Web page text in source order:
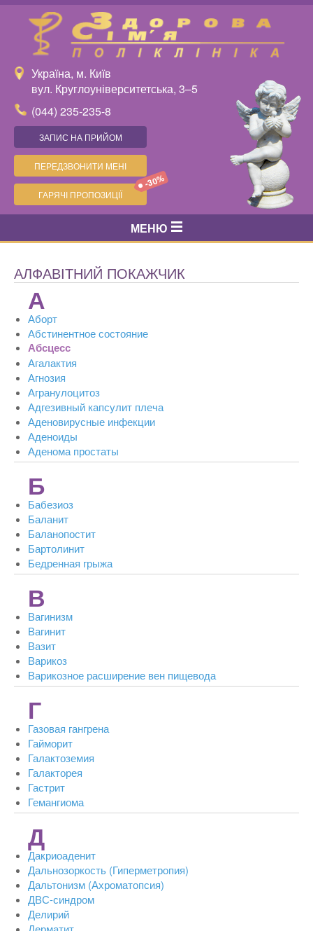
Україна, м. Київ
вул. Круглоуніверситетська, 3–5
(044) 235-235-8
ЗАПИС НА ПРИЙОМ
ПЕРЕДЗВОНИТИ МЕНІ
ГАРЯЧІ ПРОПОЗИЦІЇ
-30%
МЕНЮ
АЛФАВІТНИЙ ПОКАЖЧИК
А
Аборт
Абстинентное состояние
Абсцесс
Агалактия
Агнозия
Агранулоцитоз
Адгезивный капсулит плеча
Аденовирусные инфекции
Аденоиды
Аденома простаты
Б
Бабезиоз
Баланит
Баланопостит
Бартолинит
Бедренная грыжа
В
Вагинизм
Вагинит
Вазит
Варикоз
Варикозное расширение вен пищевода
Г
Газовая гангрена
Гайморит
Галактоземия
Галакторея
Гастрит
Гемангиома
Д
Дакриоаденит
Дальнозоркость (Гиперметропия)
Дальтонизм (Ахроматопсия)
ДВС-синдром
Делирий